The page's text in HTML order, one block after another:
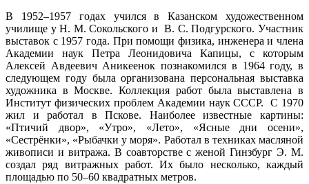
В 1952–1957 годах учился в Казанском художественном
училище у Н. М. Сокольского и В. С. Подгурского. Участник
выставок с 1957 года. При помощи физика, инженера и члена
Академии наук Петра Леонидовича Капицы, с которым
Алексей Авдеевич Аникеенок познакомился в 1964 году, в
следующем году была организована персональная выставка
художника в Москве. Коллекция работ была выставлена в
Институт физических проблем Академии наук СССР. С 1970
жил и работал в Пскове. Наиболее известные картины:
«Птичий двор», «Утро», «Лето», «Ясные дни осени»,
«Сестрёнки», «Рыбачки у моря». Работал в техниках масляной
живописи и витража. В соавторстве с женой Гинзбург Э. М.
создал ряд витражных работ. Их было несколько, каждый
площадью по 50–60 квадратных метров.